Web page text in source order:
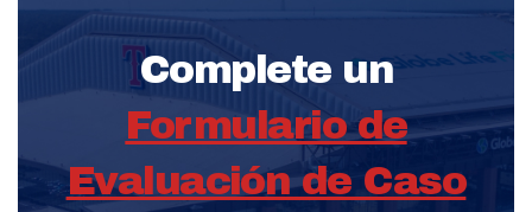
Complete un
Formulario de
Evaluación de Caso